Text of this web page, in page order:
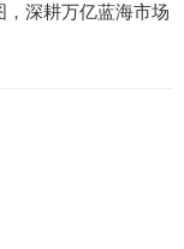
，深耕万亿蓝海市场